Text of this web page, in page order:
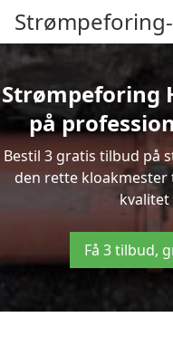
Strømpeforing
på
Bestil 3 gratis tilbud på
den rette kloakmester
kvalitet
Få 3 tilbud,